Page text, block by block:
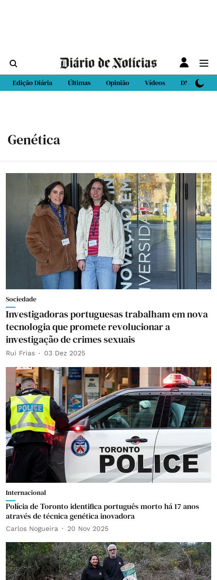
Edição Diária Últimas Opinião Vídeos DN Sport
Genética
Sociedade
Investigadoras portuguesas trabalham em nova
tecnologia que promete revolucionar a
investigação de crimes sexuais
Rui Frias 03 Dez 2025
Internacional
Polícia de Toronto identifica português morto há 17 anos
através de técnica genética inovadora
Carlos Nogueira 20 Nov 2025